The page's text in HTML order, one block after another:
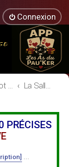
Connexion
Bistrot de l'Association Paloise de Poker La Salle de Poker
PRÉCISES